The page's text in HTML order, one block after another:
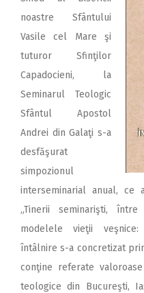
noastre Sfântului
Vasile cel Mare şi
tuturor Sfinţilor
Capadocieni, la
Seminarul Teologic
Sfântul Apostol
Andrei din Galaţi s-a
desfăşurat
simpozionul
interseminarial anual,
„Tinerii seminarişti,
modelele vieţii veşnice:
întâlnire s-a concretizat
conţine referate
teologice din Bucureşti,